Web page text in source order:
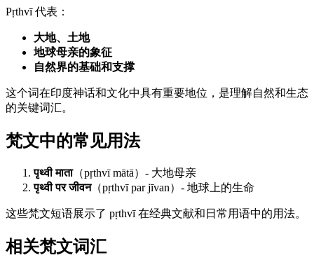
Pṛthvī 代表：
大地、土地
地球母亲的象征
自然界的基础和支撑
这个词在印度神话和文化中具有重要地位，是理解自然和生态
的关键词汇。
梵文中的常见用法
पृथ्वी माता（pṛthvī mātā）- 大地母亲
पृथ्वी पर जीवन（pṛthvī par jīvan）- 地球上的生命
这些梵文短语展示了 pṛthvī 在经典文献和日常用语中的用法。
相关梵文词汇